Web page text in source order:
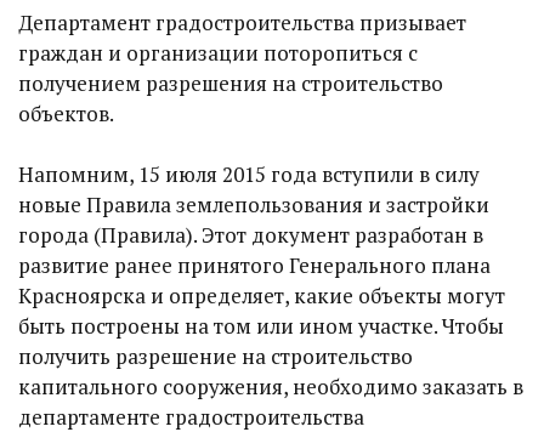
Департамент градостроительства призывает
граждан и организации поторопиться с
получением разрешения на строительство
объектов.
Напомним, 15 июля 2015 года вступили в силу
новые Правила землепользования и застройки
города (Правила). Этот документ разработан в
развитие ранее принятого Генерального плана
Красноярска и определяет, какие объекты могут
быть построены на том или ином участке. Чтобы
получить разрешение на строительство
капитального сооружения, необходимо заказать в
департаменте градостроительства